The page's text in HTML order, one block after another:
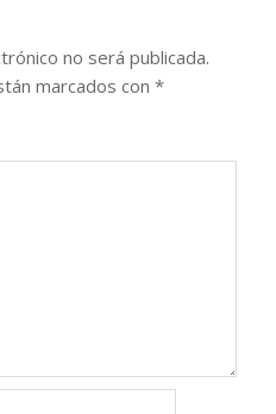
no será publicada.
marcados con *